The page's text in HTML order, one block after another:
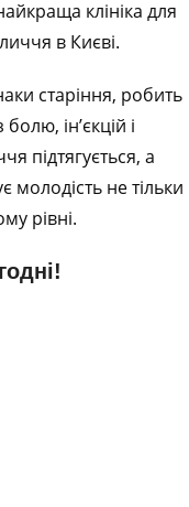
клініка для
в Києві.
старіння, робить
ін’єкцій і
підтягується, а
не тільки
рівні.